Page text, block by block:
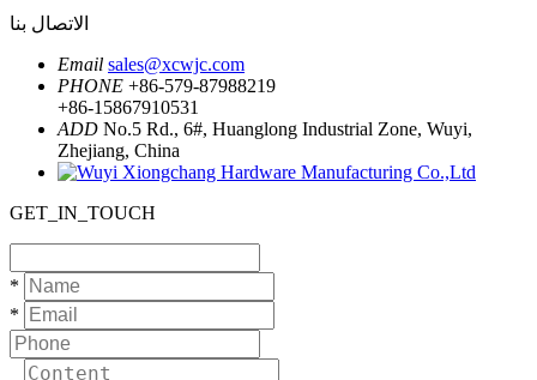
الاتصال بنا
Email sales@xcwjc.com
PHONE +86-579-87988219
+86-15867910531
ADD No.5 Rd., 6#, Huanglong Industrial Zone, Wuyi,
Zhejiang, China
GET_IN_TOUCH
*
*